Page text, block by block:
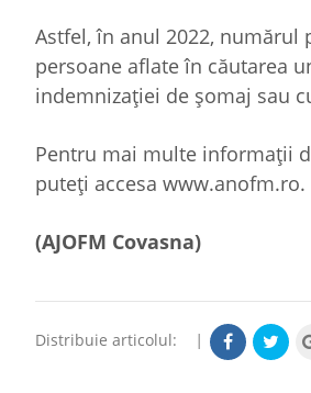
Astfel, în anul 2022, numărul
persoane aflate în căutarea
indemnizaţiei de şomaj sau
Pentru mai multe informații
puteți accesa www.anofm.ro.
(AJOFM Covasna)
Distribuie articolul: |